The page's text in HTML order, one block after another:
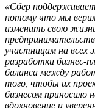
«Сбер
потому что мы
изменить свою
участницам на всех
разработки бизнес-
баланса между
того, чтобы их
бизнесом приносило
вдохновение и